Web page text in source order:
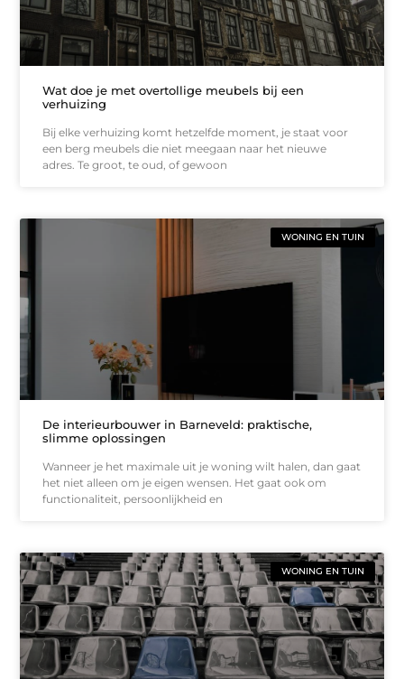
Wat doe je met overtollige meubels bij een
verhuizing
Bij elke verhuizing komt hetzelfde moment, je staat voor
een berg meubels die niet meegaan naar het nieuwe
adres. Te groot, te oud, of gewoon
WONING EN TUIN
De interieurbouwer in Barneveld: praktische,
slimme oplossingen
Wanneer je het maximale uit je woning wilt halen, dan gaat
het niet alleen om je eigen wensen. Het gaat ook om
functionaliteit, persoonlijkheid en
WONING EN TUIN